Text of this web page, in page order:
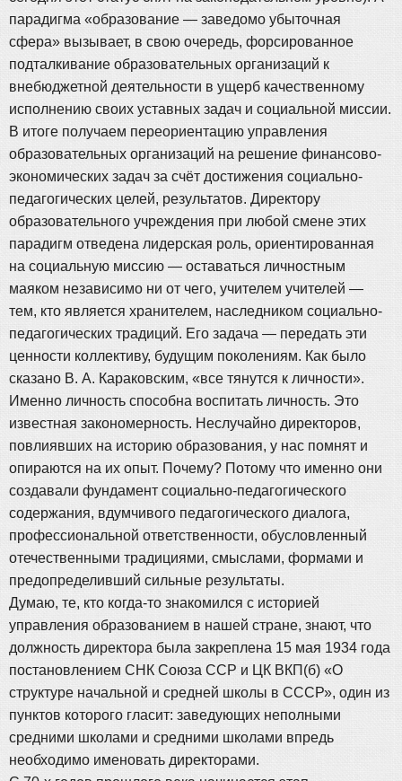
парадигма «образование — заведомо убыточная
сфера» вызывает, в свою очередь, форсированное
подталкивание образовательных организаций к
внебюджетной деятельности в ущерб качественному
исполнению своих уставных задач и социальной миссии.
В итоге получаем переориентацию управления
образовательных организаций на решение финансово-
экономических задач за счёт достижения социально-
педагогических целей, результатов. Директору
образовательного учреждения при любой смене этих
парадигм отведена лидерская роль, ориентированная
на социальную миссию — оставаться личностным
маяком независимо ни от чего, учителем учителей —
тем, кто является хранителем, наследником социально-
педагогических традиций. Его задача — передать эти
ценности коллективу, будущим поколениям. Как было
сказано В. А. Караковским, «все тянутся к личности».
Именно личность способна воспитать личность. Это
известная закономерность. Неслучайно директоров,
повлиявших на историю образования, у нас помнят и
опираются на их опыт. Почему? Потому что именно они
создавали фундамент социально-педагогического
содержания, вдумчивого педагогического диалога,
профессиональной ответственности, обусловленный
отечественными традициями, смыслами, формами и
предопределивший сильные результаты.
Думаю, те, кто когда-то знакомился с историей
управления образованием в нашей стране, знают, что
должность директора была закреплена 15 мая 1934 года
постановлением СНК Союза ССР и ЦК ВКП(б) «О
структуре начальной и средней школы в СССР», один из
пунктов которого гласит: заведующих неполными
средними школами и средними школами впредь
необходимо именовать директорами.